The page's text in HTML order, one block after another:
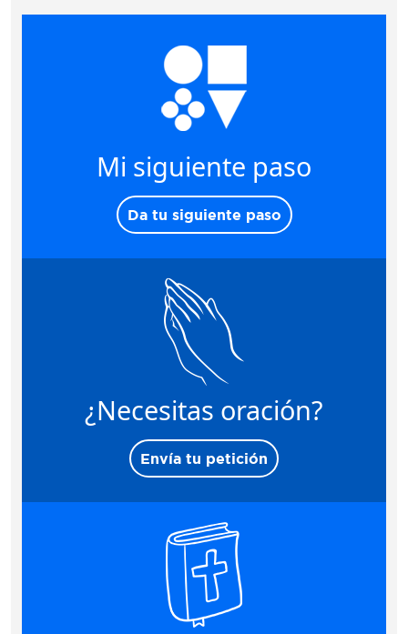
Mi siguiente paso
Da tu siguiente paso
¿Necesitas oración?
Envía tu petición